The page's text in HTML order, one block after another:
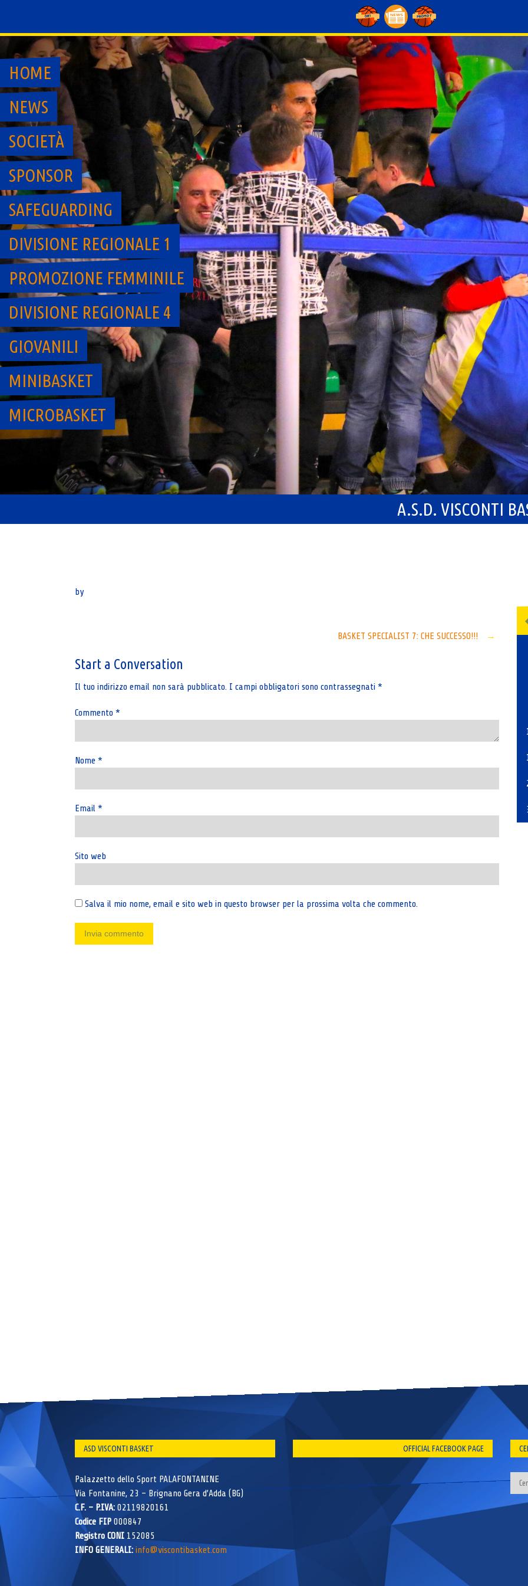
content
A.S.D. VISCONTI
HOME
NEWS
SOCIETÀ
SPONSOR
SAFEGUARDING
DIVISIONE REGIONALE 1
PROMOZIONE FEMMINILE
DIVISIONE REGIONALE 4
GIOVANILI
MINIBASKET
MICROBASKET
by
navigation
BASKET SPECIALIST 7: CHE SUCCESSO!!! →
Start a Conversation
Il tuo indirizzo email non sarà pubblicato. I campi obbligatori sono contrassegnati *
Commento *
Nome *
Email *
Sito web
Salva il mio nome, email e sito web in questo browser per la prossima volta che commento.
ASD VISCONTI BASKET
Palazzetto dello Sport PALAFONTANINE
Via Fontanine, 23 – Brignano Gera d’Adda (BG)
C.F. – P.IVA: 02119820161
Codice FIP 000847
Registro CONI 152085
INFO GENERALI: info@viscontibasket.com
OFFICIAL FACEBOOK PAGE